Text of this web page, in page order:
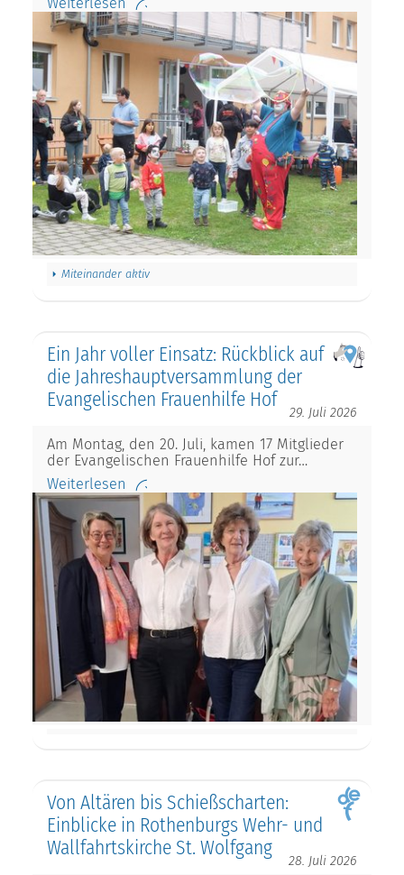
Miteinander aktiv
Ein Jahr voller Einsatz: Rückblick auf
die Jahreshauptversammlung der
Evangelischen Frauenhilfe Hof
29. Juli 2026
Am Montag, den 20. Juli, kamen 17 Mitglieder
der Evangelischen Frauenhilfe Hof zur…
Weiterlesen
Von Altären bis Schießscharten:
Einblicke in Rothenburgs Wehr- und
Wallfahrtskirche St. Wolfgang
28. Juli 2026